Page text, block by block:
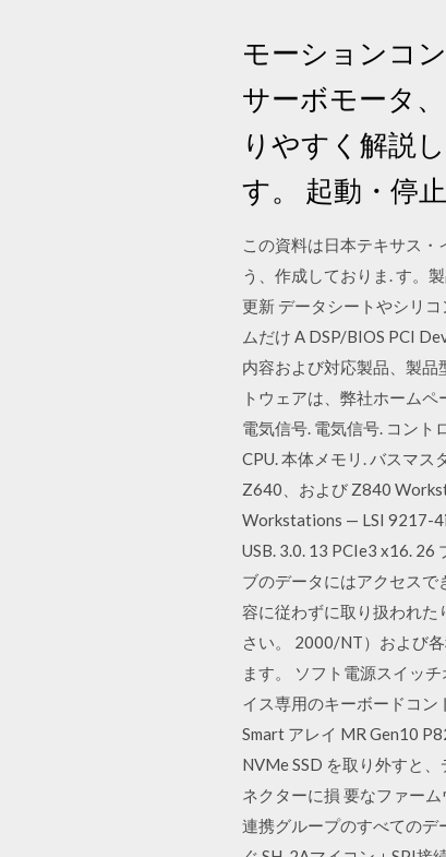
モーションコ
サーボモータ
りやすく解説
す。 起動・停
この資料は日本テキサス
う、作成しておりま. す。
更新 データシートやシリ
ムだけ A DSP/BIOS PCI
内容および対応製品、製
トウェアは、弊社ホーム
電気信号. 電気信号. コン
CPU. 本体メモリ. バスマ
Z640、および Z840
Workstations — LSI 9217-
USB. 3.0. 13 PCIe3 x16.
ブのデータにはアクセス
容に従わずに取り扱われた
さい。 2000/NT）および
ます。 ソフト電源スイッ
イス専用のキーボードコン
Smart アレイ MR Gen10
NVMe SSD を取り外すと
ネクターに損 要なファー
連携グループのすべてのデ